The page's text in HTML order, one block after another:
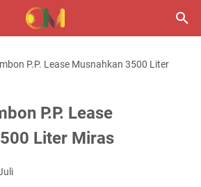
P.P. Lease Musnahkan 3500 Liter
P.P. Lease
Liter Miras